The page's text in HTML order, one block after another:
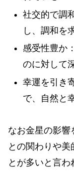
社交的で調
し、調和を
感受性豊か
のに対して
幸運を引き
で、自然と
なお金星の影響
との関わりや
とが多いと言わ